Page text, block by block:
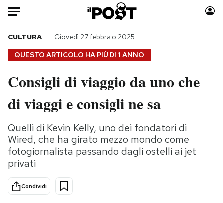
Auto
HOME
Italia
Politica
Tecnologia
Internet
Scienza
Cultura
Economia
Moda
Consumismi
Storie/Idee
Ok Boomer!
Media
QUESTO ARTICOLO HA PIÙ DI 1 ANNO
CULTURA Giovedì 27 febbraio 2025
Consigli di viaggio da uno che
di viaggi e consigli ne sa
Quelli di Kevin Kelly, uno dei fondatori di
Wired, che ha girato mezzo mondo come
fotogiornalista passando dagli ostelli ai jet
privati
Condividi